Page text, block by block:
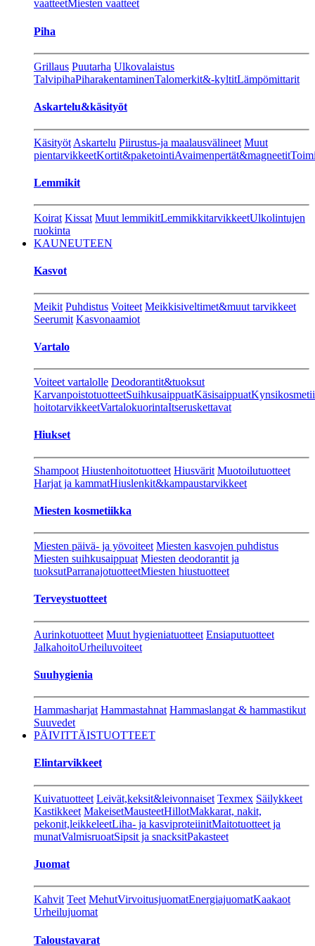
vaatteetMiesten vaatteet
Piha
Grillaus Puutarha Ulkovalaistus
TalvipihaPiharakentaminenTalomerkit&-kyltitLämpömittarit
Askartelu&käsityöt
Käsityöt Askartelu Piirustus-ja maalausvälineet Muut
pientarvikkeetKortit&paketointiAvaimenpertät&magneetit
Lemmikit
Koirat Kissat Muut lemmikitLemmikkitarvikkeetUlkolintujen
ruokinta
KAUNEUTEEN
Kasvot
Meikit Puhdistus Voiteet Meikkisiveltimet&muut tarvikkeet
Seerumit Kasvonaamiot
Vartalo
Voiteet vartalolle Deodorantit&tuoksut
KarvanpoistotuotteetSuihkusaippuatKäsisaippuat
hoitotarvikkeetVartalokuorintaItseruskettavat
Hiukset
Shampoot Hiustenhoitotuotteet Hiusvärit Muotoilutuotteet
Harjat ja kammatHiuslenkit&kampaustarvikkeet
Miesten kosmetiikka
Miesten päivä- ja yövoiteet Miesten kasvojen puhdistus
Miesten suihkusaippuat Miesten deodorantit ja
tuoksutParranajotuotteetMiesten hiustuotteet
Terveystuotteet
Aurinkotuotteet Muut hygieniatuotteet Ensiaputuotteet
JalkahoitoUrheiluvoiteet
Suuhygienia
Hammasharjat Hammastahnat Hammaslangat & hammastikut
Suuvedet
PÄIVITTÄISTUOTTEET
Elintarvikkeet
Kuivatuotteet Leivät,keksit&leivonnaiset Texmex Säilykkeet
Kastikkeet MakeisetMausteetHillotMakkarat, nakit,
pekonit,leikkeleetLiha- ja kasviproteiinitMaitotuotteet ja
munatValmisruoatSipsit ja snacksitPakasteet
Juomat
Kahvit Teet MehutVirvoitusjuomatEnergiajuomatKaakaot
Urheilujuomat
Taloustavarat